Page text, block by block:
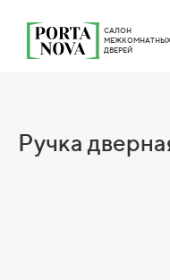
САЛОН
МЕЖКОМНАТНЫХ
ДВЕРЕЙ
Ручка